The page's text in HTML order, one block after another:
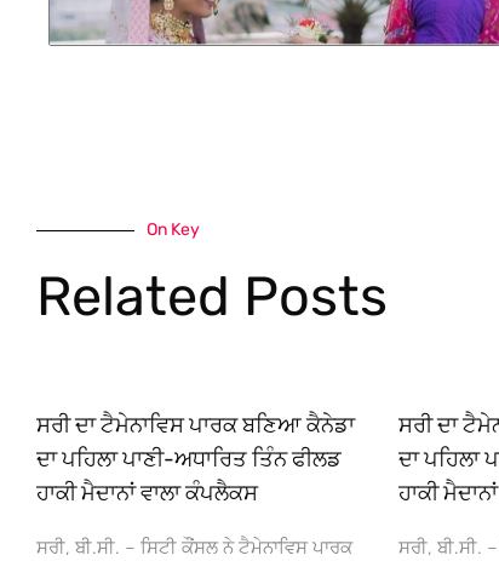
On Key
Related Posts
ਸਰੀ ਦਾ ਟੈਮੇਨਾਵਿਸ ਪਾਰਕ ਬਣਿਆ ਕੈਨੇਡਾ
ਦਾ ਪਹਿਲਾ ਪਾਣੀ-ਅਧਾਰਿਤ ਤਿੰਨ ਫੀਲਡ
ਹਾਕੀ ਮੈਦਾਨਾਂ ਵਾਲਾ ਕੰਪਲੈਕਸ
ਸਰੀ, ਬੀ.ਸੀ. – ਸਿਟੀ ਕੌਂਸਲ ਨੇ ਟੈਮੇਨਾਵਿਸ ਪਾਰਕ
ਸਰੀ ਦਾ
ਦਾ ਪਹਿਲਾ
ਹਾਕੀ
ਸਰੀ, ਬੀ.ਸੀ.